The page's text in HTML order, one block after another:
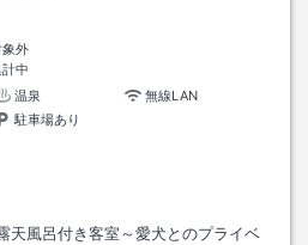
外
中
温泉
無線LAN
駐車場あり
天風呂付き客室～愛犬とのプライベ